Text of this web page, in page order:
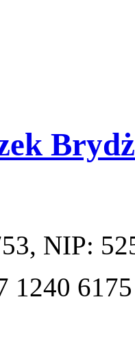
, NIP:
1240